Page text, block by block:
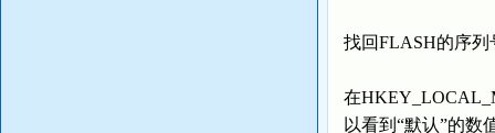
找回FLASH的序列
在
以看到“默认”的数